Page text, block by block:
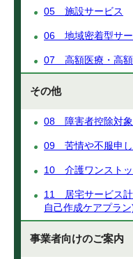
05 施設サービス
06 地域密着型サー
07 高額医療・高額
その他
08 障害者控除対象
09 苦情や不服申し
10 介護ワンストッ
11 居宅サービス計
自己作成ケアプラ
事業者向けのご案内